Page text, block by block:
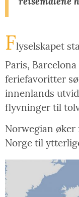
Flyselskapet
Paris,
feriefavoritter
innenlands
flyvninger til
Norwegian
Norge til